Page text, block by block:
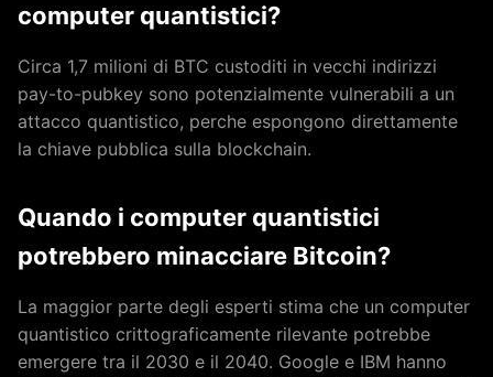
computer quantistici?
Circa 1,7 milioni di BTC custoditi in vecchi indirizzi
pay-to-pubkey sono potenzialmente vulnerabili a un
attacco quantistico, perche espongono direttamente
la chiave pubblica sulla blockchain.
Quando i computer quantistici
potrebbero minacciare Bitcoin?
La maggior parte degli esperti stima che un computer
quantistico crittograficamente rilevante potrebbe
emergere tra il 2030 e il 2040. Google e IBM hanno